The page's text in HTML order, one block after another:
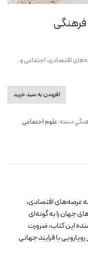
اقتصادی، اجتماعی و..
افزودن به سبد خرید
دسته:علوم اجتماعی
عرصه‌های اقتصادی،
جهان را به گونه‌ای
این کتاب، ضرورت
با فرایند جهانی